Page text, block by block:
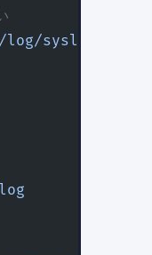
syslog